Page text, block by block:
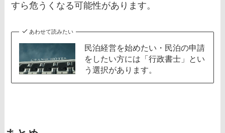
すら危うくなる可能性があります。
あわせて読みたい
民泊経営を始めたい・民泊の申請
をしたい方には「行政書士」とい
う選択があります。